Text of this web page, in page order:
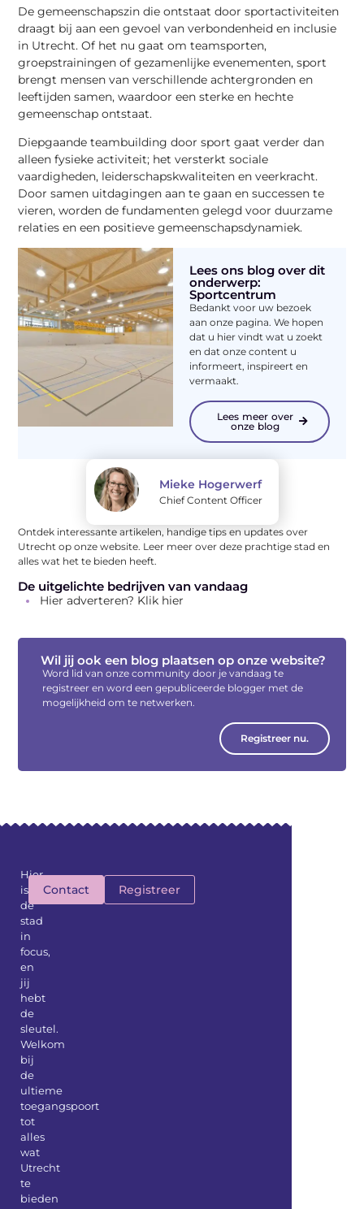
De gemeenschapszin die ontstaat door sportactiviteiten
draagt bij aan een gevoel van verbondenheid en inclusie
in Utrecht. Of het nu gaat om teamsporten,
groepstrainingen of gezamenlijke evenementen, sport
brengt mensen van verschillende achtergronden en
leeftijden samen, waardoor een sterke en hechte
gemeenschap ontstaat.
Diepgaande teambuilding door sport gaat verder dan
alleen fysieke activiteit; het versterkt sociale
vaardigheden, leiderschapskwaliteiten en veerkracht.
Door samen uitdagingen aan te gaan en successen te
vieren, worden de fundamenten gelegd voor duurzame
relaties en een positieve gemeenschapsdynamiek.
Lees ons blog over dit
onderwerp:
Sportcentrum
Bedankt voor uw bezoek
aan onze pagina. We hopen
dat u hier vindt wat u zoekt
en dat onze content u
informeert, inspireert en
vermaakt.
Lees meer over
onze blog
Mieke Hogerwerf
Chief Content Officer
Ontdek interessante artikelen, handige tips en updates over
Utrecht op onze website. Leer meer over deze prachtige stad en
alles wat het te bieden heeft.
De uitgelichte bedrijven van vandaag
Hier adverteren? Klik hier
Wil jij ook een blog plaatsen op onze website?
Word lid van onze community door je vandaag te
registreer en word een gepubliceerde blogger met de
mogelijkheid om te netwerken.
Registreer nu.
Hier
is
de
stad
in
focus,
en
jij
hebt
de
sleutel.
Welkom
bij
de
ultieme
toegangspoort
tot
alles
wat
Utrecht
te
bieden
Contact Registreer